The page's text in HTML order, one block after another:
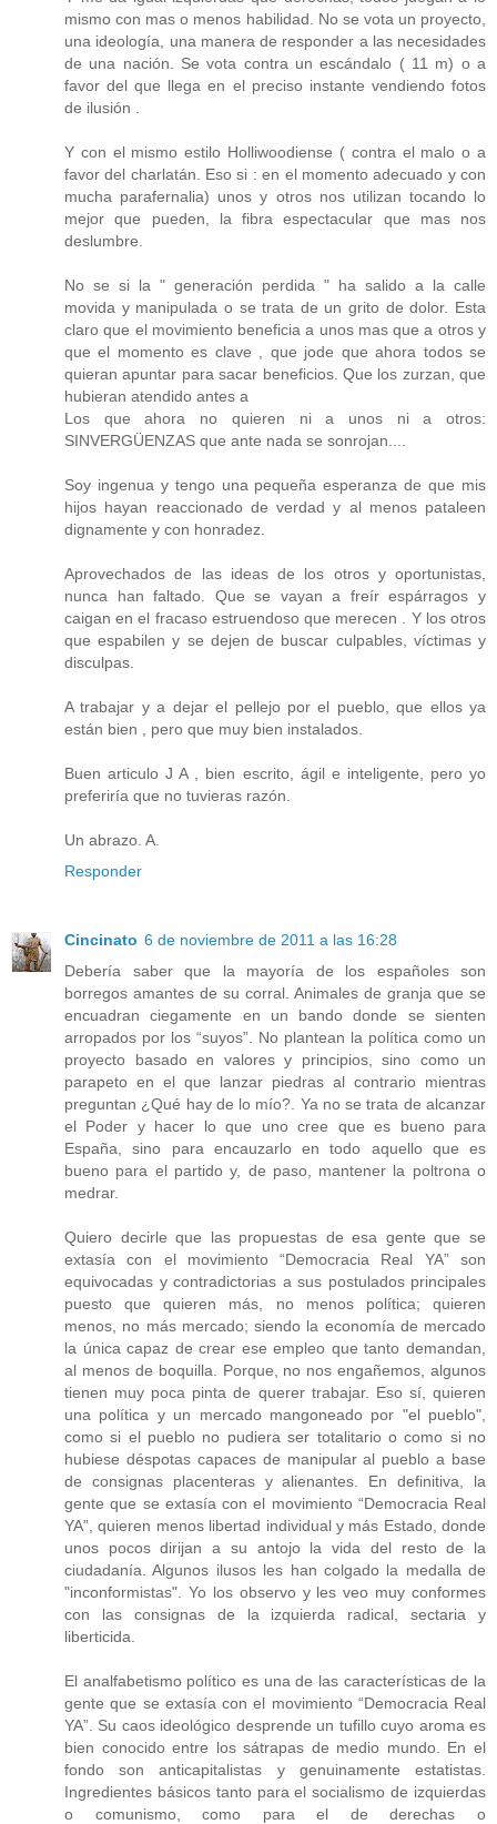
mismo con mas o menos habilidad. No se vota un proyecto,
una ideología, una manera de responder a las necesidades
de una nación. Se vota contra un escándalo ( 11 m) o a
favor del que llega en el preciso instante vendiendo fotos
de ilusión .
Y con el mismo estilo Holliwoodiense ( contra el malo o a
favor del charlatán. Eso si : en el momento adecuado y con
mucha parafernalia) unos y otros nos utilizan tocando lo
mejor que pueden, la fibra espectacular que mas nos
deslumbre.
No se si la " generación perdida " ha salido a la calle
movida y manipulada o se trata de un grito de dolor. Esta
claro que el movimiento beneficia a unos mas que a otros y
que el momento es clave , que jode que ahora todos se
quieran apuntar para sacar beneficios. Que los zurzan, que
hubieran atendido antes a
Los que ahora no quieren ni a unos ni a otros:
SINVERGÜENZAS que ante nada se sonrojan....
Soy ingenua y tengo una pequeña esperanza de que mis
hijos hayan reaccionado de verdad y al menos pataleen
dignamente y con honradez.
Aprovechados de las ideas de los otros y oportunistas,
nunca han faltado. Que se vayan a freír espárragos y
caigan en el fracaso estruendoso que merecen . Y los otros
que espabilen y se dejen de buscar culpables, víctimas y
disculpas.
A trabajar y a dejar el pellejo por el pueblo, que ellos ya
están bien , pero que muy bien instalados.
Buen articulo J A , bien escrito, ágil e inteligente, pero yo
preferiría que no tuvieras razón.
Un abrazo. A.
Responder
Cincinato 6 de noviembre de 2011 a las 16:28
Debería saber que la mayoría de los españoles son
borregos amantes de su corral. Animales de granja que se
encuadran ciegamente en un bando donde se sienten
arropados por los “suyos”. No plantean la política como un
proyecto basado en valores y principios, sino como un
parapeto en el que lanzar piedras al contrario mientras
preguntan ¿Qué hay de lo mío?. Ya no se trata de alcanzar
el Poder y hacer lo que uno cree que es bueno para
España, sino para encauzarlo en todo aquello que es
bueno para el partido y, de paso, mantener la poltrona o
medrar.
Quiero decirle que las propuestas de esa gente que se
extasía con el movimiento “Democracia Real YA” son
equivocadas y contradictorias a sus postulados principales
puesto que quieren más, no menos política; quieren
menos, no más mercado; siendo la economía de mercado
la única capaz de crear ese empleo que tanto demandan,
al menos de boquilla. Porque, no nos engañemos, algunos
tienen muy poca pinta de querer trabajar. Eso sí, quieren
una política y un mercado mangoneado por "el pueblo",
como si el pueblo no pudiera ser totalitario o como si no
hubiese déspotas capaces de manipular al pueblo a base
de consignas placenteras y alienantes. En definitiva, la
gente que se extasía con el movimiento “Democracia Real
YA”, quieren menos libertad individual y más Estado, donde
unos pocos dirijan a su antojo la vida del resto de la
ciudadanía. Algunos ilusos les han colgado la medalla de
"inconformistas". Yo los observo y les veo muy conformes
con las consignas de la izquierda radical, sectaria y
liberticida.
El analfabetismo político es una de las características de la
gente que se extasía con el movimiento “Democracia Real
YA”. Su caos ideológico desprende un tufillo cuyo aroma es
bien conocido entre los sátrapas de medio mundo. En el
fondo son anticapitalistas y genuinamente estatistas.
Ingredientes básicos tanto para el socialismo de izquierdas
o comunismo, como para el de derechas o